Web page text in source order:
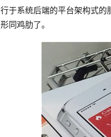
行于系统后端的平台架构式
形同鸡肋了。